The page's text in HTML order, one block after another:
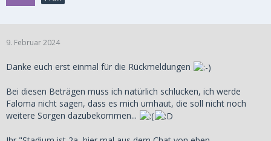
9. Februar 2024
Danke euch erst einmal für die Rückmeldungen
Bei diesen Beträgen muss ich natürlich schlucken, ich werde
Faloma nicht sagen, dass es mich umhaut, die soll nicht noch
weitere Sorgen dazubekommen...